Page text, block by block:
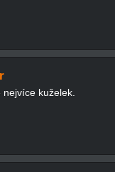
kuželek.